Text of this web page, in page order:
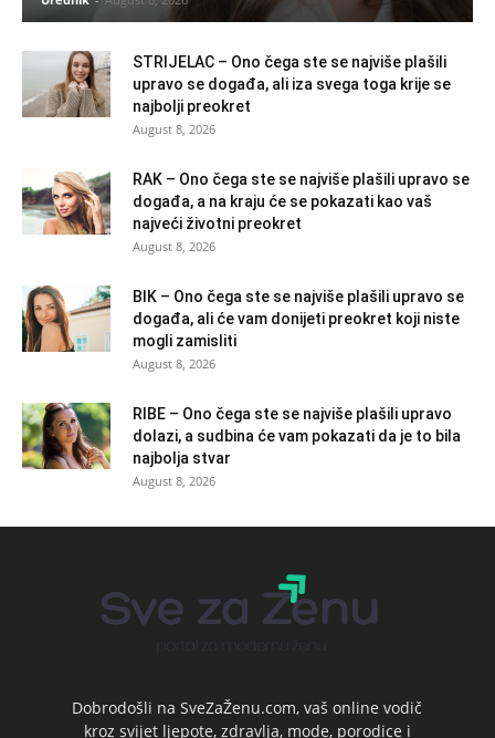
STRIJELAC – Ono čega ste se najviše plašili
upravo se događa, ali iza svega toga krije se
najbolji preokret
August 8, 2026
RAK – Ono čega ste se najviše plašili upravo se
događa, a na kraju će se pokazati kao vaš
najveći životni preokret
August 8, 2026
BIK – Ono čega ste se najviše plašili upravo se
događa, ali će vam donijeti preokret koji niste
mogli zamisliti
August 8, 2026
RIBE – Ono čega ste se najviše plašili upravo
dolazi, a sudbina će vam pokazati da je to bila
najbolja stvar
August 8, 2026
Dobrodošli na SveZaŽenu.com, vaš online vodič
kroz svijet ljepote, zdravlja, mode, porodice i